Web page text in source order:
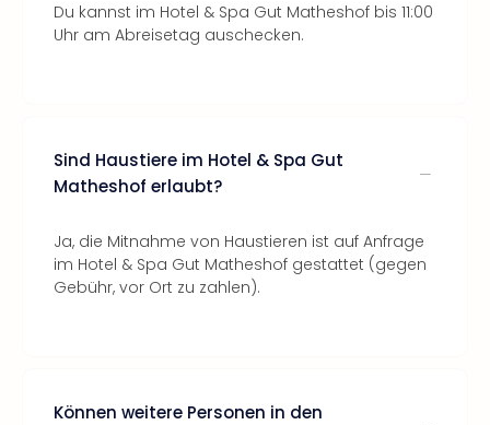
Du kannst im Hotel & Spa Gut Matheshof bis 11:00
Uhr am Abreisetag auschecken.
Sind Haustiere im Hotel & Spa Gut
Matheshof erlaubt?
Ja, die Mitnahme von Haustieren ist auf Anfrage
im Hotel & Spa Gut Matheshof gestattet (gegen
Gebühr, vor Ort zu zahlen).
Können weitere Personen in den